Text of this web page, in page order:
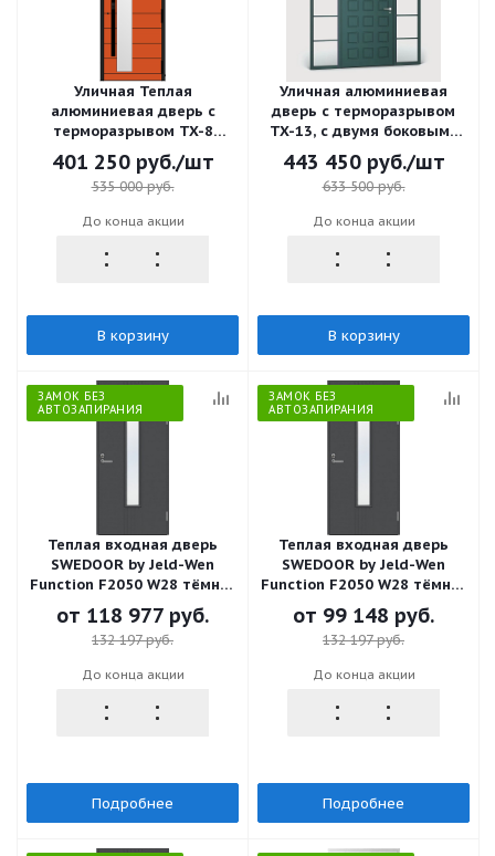
Уличная Теплая
алюминиевая дверь с
терморазрывом TX-8
двухцветная М10*23, с
биометрическим замком
DIRCODE
401 250руб./шт
535 000руб.
До конца акции
В корзину
Уличная алюминиевая
дверь с терморазрывом
TX-13, с двумя боковыми
фрамугами, RAL6009,
М20*23, правая
443 450руб./шт
633 500руб.
До конца акции
В корзину
ЗАМОК БЕЗ
АВТОЗАПИРАНИЯ
Теплая входная дверь
SWEDOOR by Jeld-Wen
Function F2050 W28 тёмно-
серая (цвет RR23), М9*21,
правая с замком ASSA 565
от 118 977 руб.
132 197 руб.
До конца акции
Подробнее
ЗАМОК БЕЗ
АВТОЗАПИРАНИЯ
Теплая входная дверь
SWEDOOR by Jeld-Wen
Function F2050 W28 тёмно-
серая (цвет RR23), М9*21,
левая с замком ABLOY
LC200
от 99 148 руб.
132 197 руб.
До конца акции
Подробнее